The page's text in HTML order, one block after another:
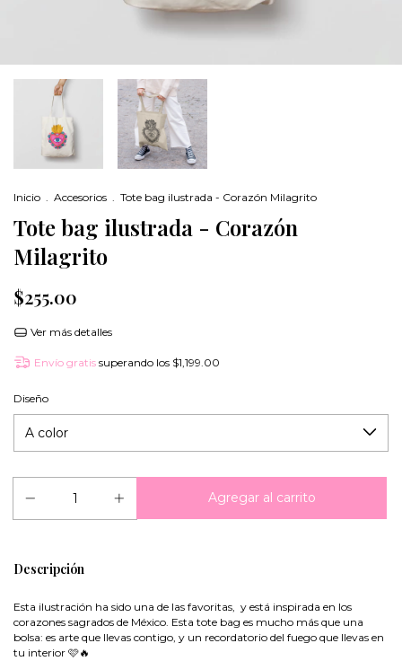
Inicio . Accesorios . Tote bag ilustrada - Corazón Milagrito
Tote bag ilustrada - Corazón
Milagrito
$255.00
Ver más detalles
Envío gratis superando los $1,199.00
Diseño
Descripción
Esta ilustración ha sido una de las favoritas, y está inspirada en los
corazones sagrados de México. Esta tote bag es mucho más que una
bolsa: es arte que llevas contigo, y un recordatorio del fuego que llevas en
tu interior 🩷🔥